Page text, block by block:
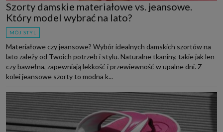
Szorty damskie materiałowe vs. jeansowe.
Który model wybrać na lato?
MÓJ STYL
Materiałowe czy jeansowe? Wybór idealnych damskich szortów na
lato zależy od Twoich potrzeb i stylu. Naturalne tkaniny, takie jak len
czy bawełna, zapewniają lekkość i przewiewność w upalne dni. Z
kolei jeansowe szorty to modna k...